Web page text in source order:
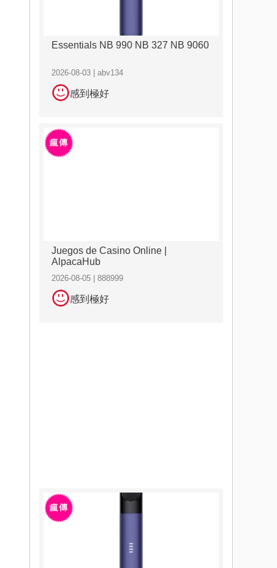
Essentials NB 990 NB 327 NB 9060
2026-08-03 | abv134
感到極好
Juegos de Casino Online |
AlpacaHub
2026-08-05 | 888999
感到極好